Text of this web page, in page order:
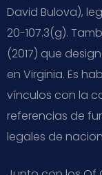
David Bulova),
20-107.3(g).
(2017) que
en Virginia. Es
vínculos con la
referencias de
legales de